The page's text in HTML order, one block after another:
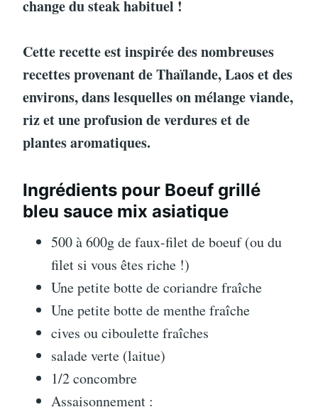
change du steak habituel !
Cette recette est inspirée des nombreuses
recettes provenant de Thaïlande, Laos et des
environs, dans lesquelles on mélange viande,
riz et une profusion de verdures et de
plantes aromatiques.
Ingrédients pour Boeuf grillé
bleu sauce mix asiatique
500 à 600g de faux-filet de boeuf (ou du
filet si vous êtes riche !)
Une petite botte de coriandre fraîche
Une petite botte de menthe fraîche
cives ou ciboulette fraîches
salade verte (laitue)
1/2 concombre
Assaisonnement :